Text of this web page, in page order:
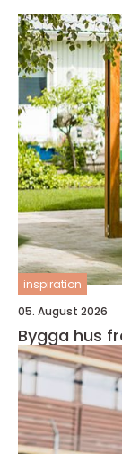
inspiration
05. August 2026